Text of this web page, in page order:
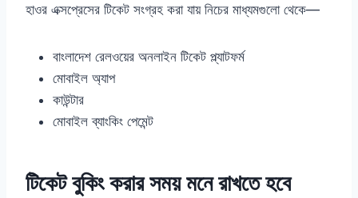
হাওর এক্সপ্রেসের টিকেট সংগ্রহ করা যায় নিচের মাধ্যমগুলো থেকে—
বাংলাদেশ রেলওয়ের অনলাইন টিকেট প্ল্যাটফর্ম
মোবাইল অ্যাপ
কাউন্টার
মোবাইল ব্যাংকিং পেমেন্ট
টিকেট বুকিং করার সময় মনে রাখতে হবে